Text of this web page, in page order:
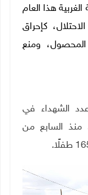
هذا العام
كإحراق
المحصول، ومنع
الشهداء في
منذ السابع من
.